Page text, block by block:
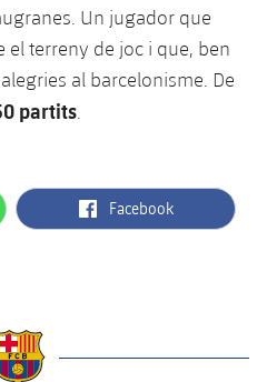
Un jugador que
terreny de joc i que, ben
al barcelonisme. De
partits
label.aria.facebook
Facebook